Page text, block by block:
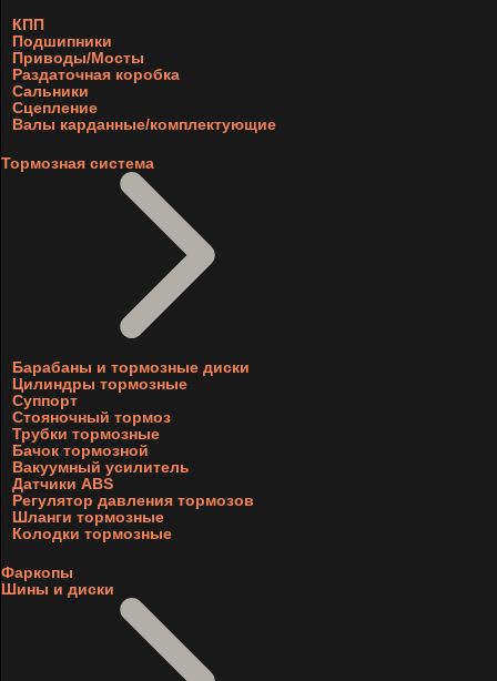
КПП
Подшипники
Приводы/Мосты
Раздаточная коробка
Сальники
Сцепление
Валы карданные/комплектующие
Тормозная система
Барабаны и тормозные диски
Цилиндры тормозные
Суппорт
Стояночный тормоз
Трубки тормозные
Бачок тормозной
Вакуумный усилитель
Датчики ABS
Регулятор давления тормозов
Шланги тормозные
Колодки тормозные
Фаркопы
Шины и диски